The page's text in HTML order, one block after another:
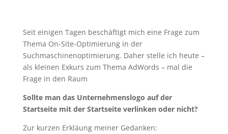
Seit einigen Tagen beschäftigt mich eine Frage zum
Thema On-Site-Optimierung in der
Suchmaschinenoptimierung. Daher stelle ich heute –
als kleinen Exkurs zum Thema AdWords – mal die
Frage in den Raum
Sollte man das Unternehmenslogo auf der
Startseite mit der Startseite verlinken oder nicht?
Zur kurzen Erkläung meiner Gedanken: